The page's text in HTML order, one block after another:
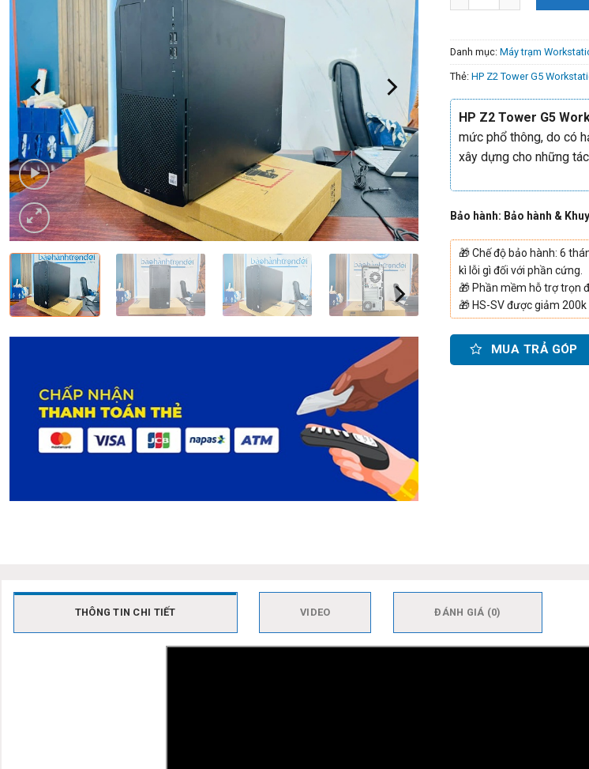
Danh mục:Máy trạm
Thẻ:HP Z2 Tower G5
HP Z2 Tower G5
mức phổ thông, do có
xây dựng cho những
Bảo hành: Bảo hành &
🎁Chế độ bảo hành: 6
kì lỗi gì đối với phần cứng.
🎁Phần mềm hỗ trợ trọn
🎁HS-SV được giảm
MUA TRẢ GÓP
THÔNG TIN CHI TIẾT VIDEO ĐÁNH GIÁ (0)